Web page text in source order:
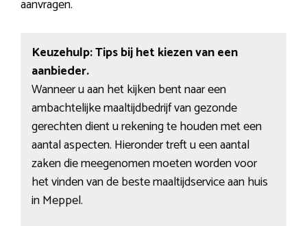
aanvragen.
Keuzehulp: Tips bij het kiezen van een
aanbieder.
Wanneer u aan het kijken bent naar een
ambachtelijke maaltijdbedrijf van gezonde
gerechten dient u rekening te houden met een
aantal aspecten. Hieronder treft u een aantal
zaken die meegenomen moeten worden voor
het vinden van de beste maaltijdservice aan huis
in Meppel.